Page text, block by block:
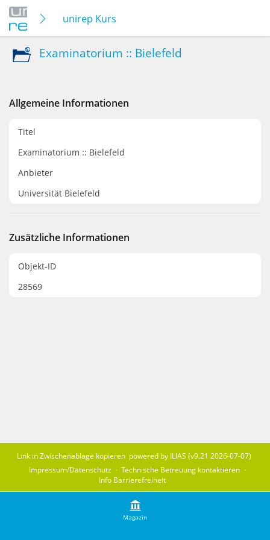
unirep Kurse
Magazin
Examinatorium :: Bielefeld
Allgemeine Informationen
Titel
Examinatorium :: Bielefeld
Anbieter
Universität Bielefeld
Zusätzliche Informationen
Objekt-ID
28569
Link in Zwischenablage kopieren powered by ILIAS (v9.21 2026-07-07)
Impressum/Datenschutz
Technische Betreuung kontaktieren
Info Barrierefreiheit